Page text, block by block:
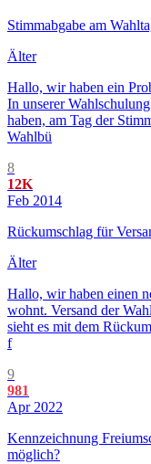
Stimmabgabe am
Älter
Hallo, wir haben ein
In unserer
haben, am Tag der
Wahlbü
8
12K
Feb 2014
Rückumschlag für
Älter
Hallo, wir haben einen
wohnt. Versand der
sieht es mit dem
f
9
981
Apr 2022
Kennzeichnung
möglich?